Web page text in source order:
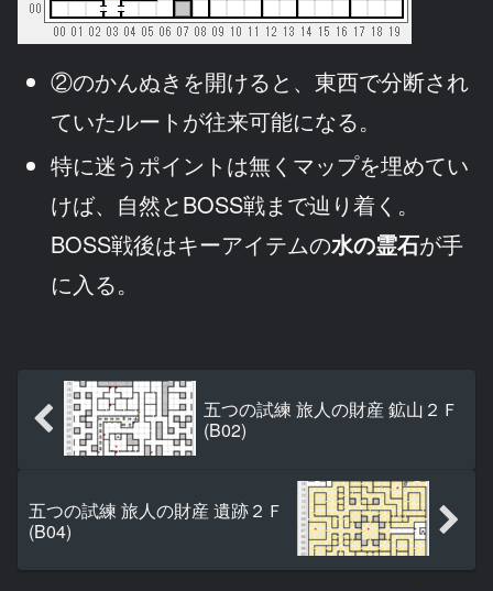
②のかんぬきを開けると、東西で分断され
ていたルートが往来可能になる。
特に迷うポイントは無くマップを埋めてい
けば、自然とBOSS戦まで辿り着く。
BOSS戦後はキーアイテムの水の霊石が手
に入る。
五つの試練 旅人の財産 鉱山２Ｆ
(B02)
五つの試練 旅人の財産 遺跡２Ｆ
(B04)